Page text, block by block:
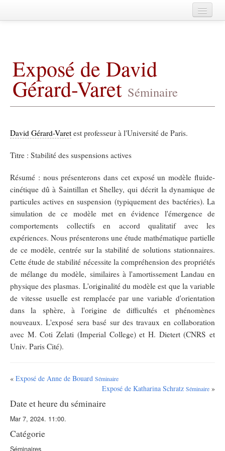
CentraleSupélec
Agenda
Membres
Publications
Exposé de David
Gérard-Varet Séminaire
David Gérard-Varet est professeur à l'Université de Paris.
Titre : Stabilité des suspensions actives
Résumé : nous présenterons dans cet exposé un modèle fluide-
cinétique dû à Saintillan et Shelley, qui décrit la dynamique de
particules actives en suspension (typiquement des bactéries). La
simulation de ce modèle met en évidence l'émergence de
comportements collectifs en accord qualitatif avec les
expériences. Nous présenterons une étude mathématique partielle
de ce modèle, centrée sur la stabilité de solutions stationnaires.
Cette étude de stabilité nécessite la compréhension des propriétés
de mélange du modèle, similaires à l'amortissement Landau en
physique des plasmas. L'originalité du modèle est que la variable
de vitesse usuelle est remplacée par une variable d'orientation
dans la sphère, à l'origine de difficultés et phénomènes
nouveaux. L'exposé sera basé sur des travaux en collaboration
avec M. Coti Zelati (Imperial College) et H. Dietert (CNRS et
Univ. Paris Cité).
« Exposé de Anne de Bouard Séminaire
Exposé de Katharina Schratz Séminaire »
Date et heure du séminaire
Mar 7, 2024. 11:00.
Catégorie
Séminaires